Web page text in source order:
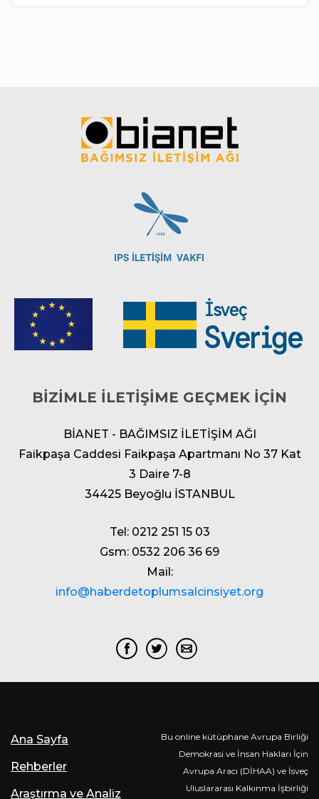
BİZİMLE İLETİŞİME GEÇMEK İÇİN
BİANET - BAĞIMSIZ İLETİŞİM AĞI
Faikpaşa Caddesi Faikpaşa Apartmanı No 37 Kat
3 Daire 7-8
34425 Beyoğlu İSTANBUL
Tel: 0212 251 15 03
Gsm: 0532 206 36 69
Mail:
info@haberdetoplumsalcinsiyet.org
Ana Sayfa
Rehberler
Araştırma ve Analiz
Bu online kütüphane Avrupa Birliği
Demokrasi ve İnsan Hakları İçin
Avrupa Aracı (DİHAA) ve İsveç
Uluslararası Kalkınma İşbirliği